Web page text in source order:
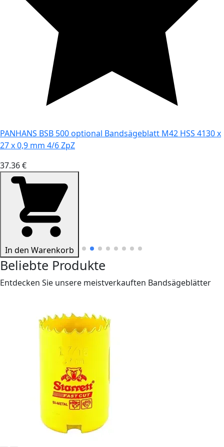
PANHANS BSB 500 optional Bandsägeblatt M42 HSS 4130 x
27 x 0,9 mm 4/6 ZpZ
37.36 €
In den Warenkorb
Beliebte Produkte
Entdecken Sie unsere meistverkauften Bandsägeblätter